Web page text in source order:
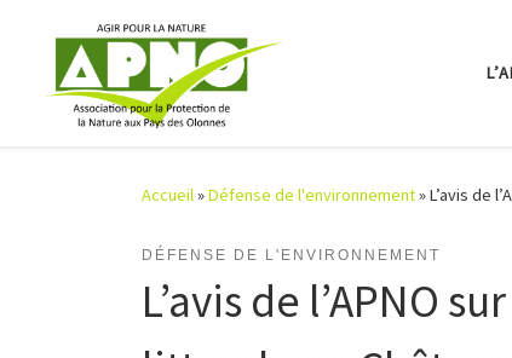
Passer au contenu
Accueil»Défense de l'environnement»L’avis de
DÉFENSE DE L'ENVIRONNEMENT
L’avis de l’APNO